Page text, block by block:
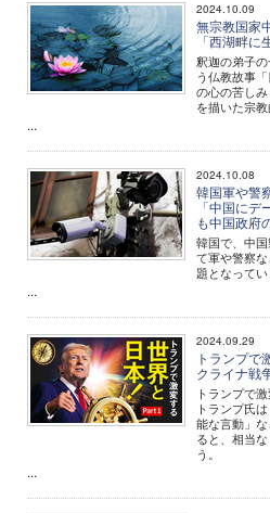
2024.10.09
無宗教国家
「西湖畔に
釈迦の弟子
う仏教故事
の心の苦し
を描いた宗教
...
2024.10.08
韓国軍や警
「中国に
も中国政府
韓国で、中
て軍や警察
題となってい
...
2024.09.29
トランプで
クライナ戦
トランプで
トランプ氏
能な言動」
ると、相当
う。
...